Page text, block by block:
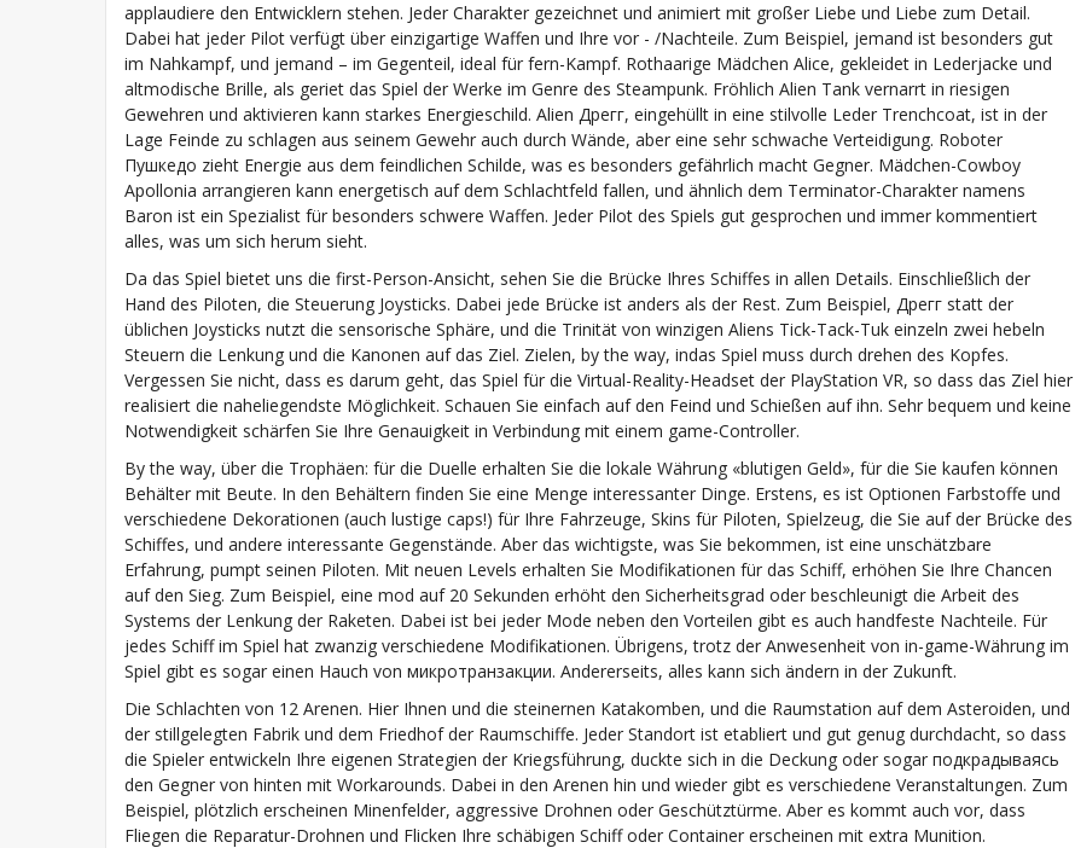
applaudiere den Entwicklern stehen. Jeder Charakter gezeichnet und animiert mit großer Liebe und Liebe zum Detail.
Dabei hat jeder Pilot verfügt über einzigartige Waffen und Ihre vor - /Nachteile. Zum Beispiel, jemand ist besonders gut
im Nahkampf, und jemand – im Gegenteil, ideal für fern-Kampf. Rothaarige Mädchen Alice, gekleidet in Lederjacke und
altmodische Brille, als geriet das Spiel der Werke im Genre des Steampunk. Fröhlich Alien Tank vernarrt in riesigen
Gewehren und aktivieren kann starkes Energieschild. Alien Дрегг, eingehüllt in eine stilvolle Leder Trenchcoat, ist in der
Lage Feinde zu schlagen aus seinem Gewehr auch durch Wände, aber eine sehr schwache Verteidigung. Roboter
Пушкедо zieht Energie aus dem feindlichen Schilde, was es besonders gefährlich macht Gegner. Mädchen-Cowboy
Apollonia arrangieren kann energetisch auf dem Schlachtfeld fallen, und ähnlich dem Terminator-Charakter namens
Baron ist ein Spezialist für besonders schwere Waffen. Jeder Pilot des Spiels gut gesprochen und immer kommentiert
alles, was um sich herum sieht.
Da das Spiel bietet uns die first-Person-Ansicht, sehen Sie die Brücke Ihres Schiffes in allen Details. Einschließlich der
Hand des Piloten, die Steuerung Joysticks. Dabei jede Brücke ist anders als der Rest. Zum Beispiel, Дрегг statt der
üblichen Joysticks nutzt die sensorische Sphäre, und die Trinität von winzigen Aliens Tick-Tack-Tuk einzeln zwei hebeln
Steuern die Lenkung und die Kanonen auf das Ziel. Zielen, by the way, indas Spiel muss durch drehen des Kopfes.
Vergessen Sie nicht, dass es darum geht, das Spiel für die Virtual-Reality-Headset der PlayStation VR, so dass das Ziel hier
realisiert die naheliegendste Möglichkeit. Schauen Sie einfach auf den Feind und Schießen auf ihn. Sehr bequem und keine
Notwendigkeit schärfen Sie Ihre Genauigkeit in Verbindung mit einem game-Controller.
By the way, über die Trophäen: für die Duelle erhalten Sie die lokale Währung «blutigen Geld», für die Sie kaufen können
Behälter mit Beute. In den Behältern finden Sie eine Menge interessanter Dinge. Erstens, es ist Optionen Farbstoffe und
verschiedene Dekorationen (auch lustige caps!) für Ihre Fahrzeuge, Skins für Piloten, Spielzeug, die Sie auf der Brücke des
Schiffes, und andere interessante Gegenstände. Aber das wichtigste, was Sie bekommen, ist eine unschätzbare
Erfahrung, pumpt seinen Piloten. Mit neuen Levels erhalten Sie Modifikationen für das Schiff, erhöhen Sie Ihre Chancen
auf den Sieg. Zum Beispiel, eine mod auf 20 Sekunden erhöht den Sicherheitsgrad oder beschleunigt die Arbeit des
Systems der Lenkung der Raketen. Dabei ist bei jeder Mode neben den Vorteilen gibt es auch handfeste Nachteile. Für
jedes Schiff im Spiel hat zwanzig verschiedene Modifikationen. Übrigens, trotz der Anwesenheit von in-game-Währung im
Spiel gibt es sogar einen Hauch von микротранзакции. Andererseits, alles kann sich ändern in der Zukunft.
Die Schlachten von 12 Arenen. Hier Ihnen und die steinernen Katakomben, und die Raumstation auf dem Asteroiden, und
der stillgelegten Fabrik und dem Friedhof der Raumschiffe. Jeder Standort ist etabliert und gut genug durchdacht, so dass
die Spieler entwickeln Ihre eigenen Strategien der Kriegsführung, duckte sich in die Deckung oder sogar подкрадываясь
den Gegner von hinten mit Workarounds. Dabei in den Arenen hin und wieder gibt es verschiedene Veranstaltungen. Zum
Beispiel, plötzlich erscheinen Minenfelder, aggressive Drohnen oder Geschütztürme. Aber es kommt auch vor, dass
Fliegen die Reparatur-Drohnen und Flicken Ihre schäbigen Schiff oder Container erscheinen mit extra Munition.